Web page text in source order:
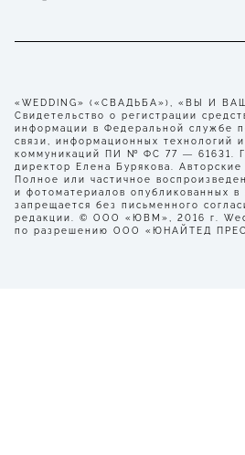
«WEDDING» («СВАДЬБА»), «ВЫ И
Свидетельство о регистрации
информации в Федеральной службе
связи, информационных технологий
коммуникаций ПИ № ФС 77 — 61631.
директор Елена Бурякова.
Полное или частичное
и фотоматериалов опубликованных в
запрещается без письменного
редакции. © ООО «ЮВМ», 2016 г.
по разрешению ООО «ЮНАЙТЕД